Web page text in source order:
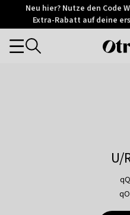
Otrium
Trustpilot
Neu hier? Nutze den Code
Extra-Rabatt auf deine
Categories
U/